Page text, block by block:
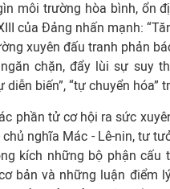
môi trường hòa bình, ổn
của Đảng nhấn mạnh:
xuyên đấu tranh phản
chặn, đẩy lùi sự suy
biến”, “tự chuyển hóa”
phần tử cơ hội ra sức
nghĩa Mác - Lê-nin, tư
kích những bộ phận cấu
bản và những luận điểm